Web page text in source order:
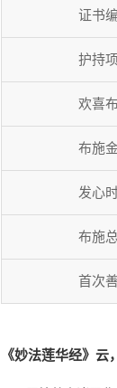
证书
护持
欢喜
布施
发心
布施
首次
《妙法莲华经》